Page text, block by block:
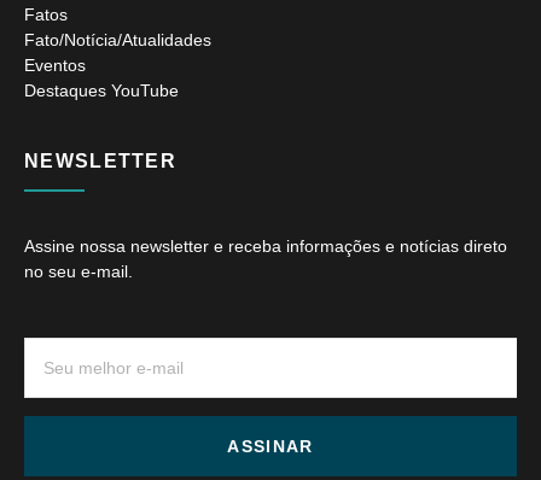
Fatos
Fato/Notícia/Atualidades
Eventos
Destaques YouTube
NEWSLETTER
Assine nossa newsletter e receba informações e notícias direto
no seu e-mail.
ASSINAR